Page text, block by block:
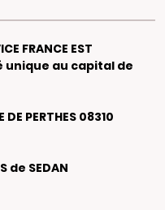
FRANCE EST
unique au capital de
PERTHES 08310
de SEDAN